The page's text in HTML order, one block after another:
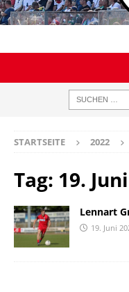
STARTSEITE 2022
Tag: 19.
Lennart
19. Juni